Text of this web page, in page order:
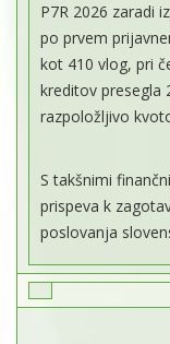
P7R 2026 zaradi
po prvem
kot 410 vlog, pri
kreditov presegla
razpoložljivo
S takšnimi
prispeva k
poslovanja